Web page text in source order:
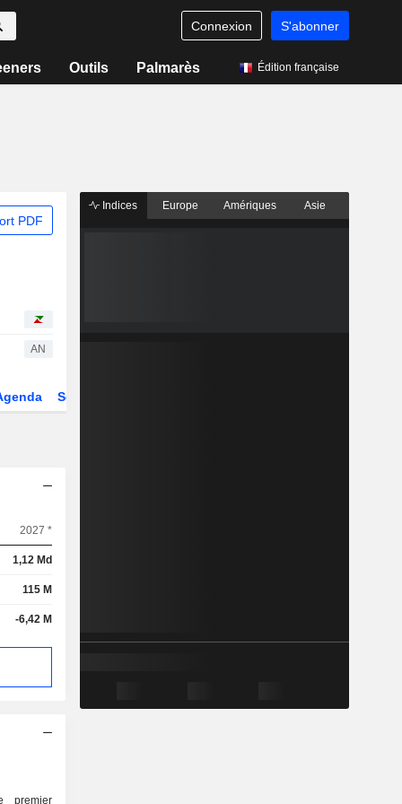
Connexion S'abonner
Outils Palmarès Édition française
PDF
AN
Secteur
2027 *
1,12 Md
115 M
-6,42 M
premier
Indices Europe Amériques Asie